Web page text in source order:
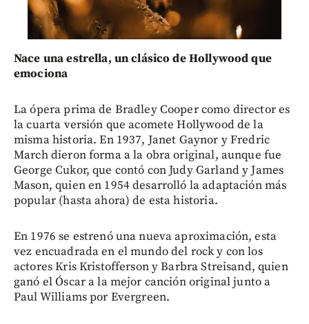
Nace una estrella, un clásico de Hollywood que
emociona
La ópera prima de Bradley Cooper como director es
la cuarta versión que acomete Hollywood de la
misma historia. En 1937, Janet Gaynor y Fredric
March dieron forma a la obra original, aunque fue
George Cukor, que contó con Judy Garland y James
Mason, quien en 1954 desarrolló la adaptación más
popular (hasta ahora) de esta historia.
En 1976 se estrenó una nueva aproximación, esta
vez encuadrada en el mundo del rock y con los
actores Kris Kristofferson y Barbra Streisand, quien
ganó el Óscar a la mejor canción original junto a
Paul Williams por Evergreen.